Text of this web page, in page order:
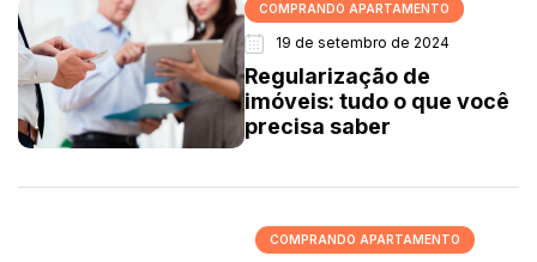
COMPRANDO APARTAMENTO
19 de setembro de 2024
Regularização de
imóveis: tudo o que você
precisa saber
COMPRANDO APARTAMENTO